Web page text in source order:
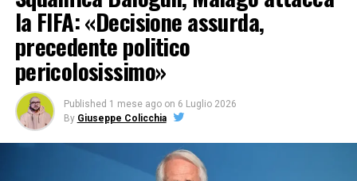
la FIFA: «Decisione assurda,
precedente politico
pericolosissimo»
Published 1 mese ago on 6 Luglio 2026
By Giuseppe Colicchia